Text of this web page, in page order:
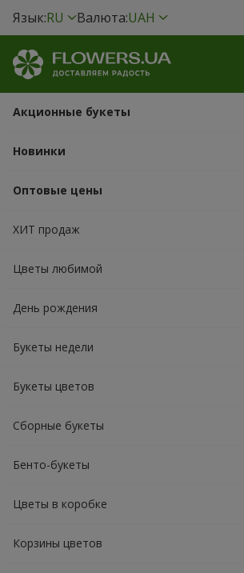
Язык:RU Валюта:UAH
Акционные букеты
Новинки
Оптовые цены
ХИТ продаж
Цветы любимой
День рождения
Букеты недели
Букеты цветов
Сборные букеты
Бенто-букеты
Цветы в коробке
Корзины цветов